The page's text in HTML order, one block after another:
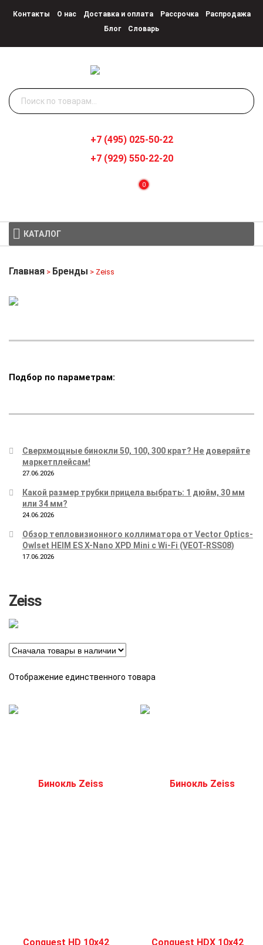
Контакты О нас Доставка и оплата Рассрочка
Распродажа
Блог
Словарь
Искать:
0
+7 (495) 025-50-22
+7 (929) 550-22-20
КАТАЛОГ
Главная > Бренды > Zeiss
Подбор по параметрам:
Сверхмощные бинокли 50, 100, 300 крат? Не доверяйте
маркетплейсам!
27.06.2026
Какой размер трубки прицела выбрать: 1 дюйм, 30 мм
или 34 мм?
24.06.2026
Обзор тепловизионного коллиматора от Vector Optics-
Owlset HEIM ES X-Nano XPD Mini с Wi-Fi (VEOT-RSS08)
17.06.2026
Zeiss
Отображение единственного товара